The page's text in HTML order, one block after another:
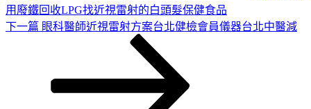
用廢鐵回收LPG找近視雷射的白頭髮保健食品
下
下一篇 眼科醫師近視雷射方案台北健檢會員儀器台北中醫減